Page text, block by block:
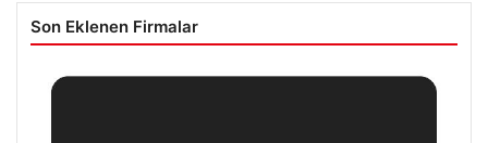
Son Eklenen Firmalar